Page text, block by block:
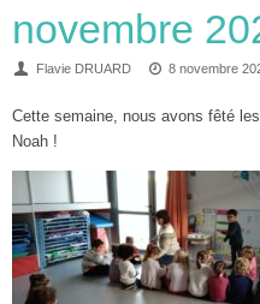
novembre
Flavie DRUARD 8 novembre
Cette semaine, nous avons fêté
Noah !